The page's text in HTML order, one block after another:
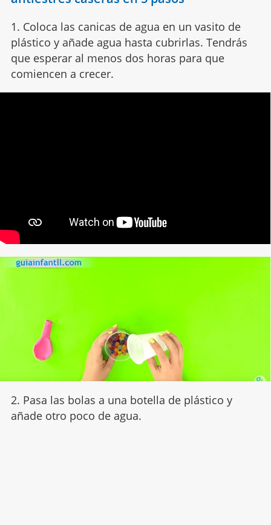
1. Coloca las canicas de agua en un vasito de
plástico y añade agua hasta cubrirlas. Tendrás
que esperar al menos dos horas para que
comiencen a crecer.
2. Pasa las bolas a una botella de plástico y
añade otro poco de agua.